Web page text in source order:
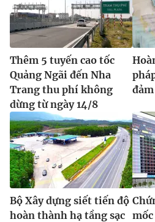
® Cấm sao chép dưới mọi hình
thuận bằng văn bản. Ghi rõ nguồn
thông tin từ website này.
Thêm 5 tuyến cao tốc
Quảng Ngãi đến Nha
Trang thu phí không
dừng từ ngày 14/8
Bộ Xây dựng siết tiến độ
hoàn thành hạ tầng sạc